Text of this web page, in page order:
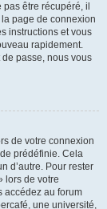
être récupéré, il
page de connexion
instructions et vous
rapidement.
passe, nous vous
de votre connexion
prédéfinie. Cela
d’autre. Pour rester
lors de votre
accédez au forum
une université,